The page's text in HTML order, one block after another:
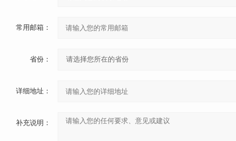
常用邮箱：
省份：
详细地址：
补充说明：